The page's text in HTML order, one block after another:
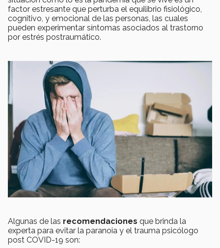
factor estresante que perturba el equilibrio fisiológico,
cognitivo, y emocional de las personas, las cuales
pueden experimentar síntomas asociados al trastorno
por estrés postraumático.
Algunas de las recomendaciones que brinda la
experta para evitar la paranoia y el trauma psicólogo
post COVID-19 son: